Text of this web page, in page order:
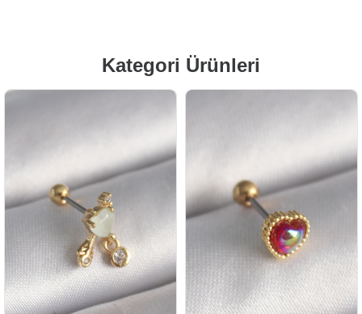
Kategori Ürünleri